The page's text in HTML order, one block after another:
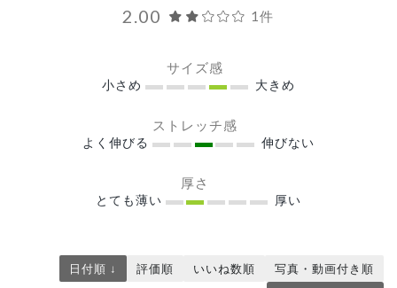
2.00 1件
サイズ感
小さめ 大きめ
ストレッチ感
よく伸びる 伸びない
厚さ
とても薄い 厚い
日付順 ↓ 評価順 いいね数順 写真・動画付き順